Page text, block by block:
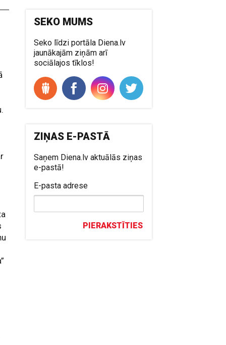
SEKO MUMS
Seko līdzi portāla Diena.lv
jaunākajām ziņām arī
sociālajos tīklos!
ZIŅAS E-PASTĀ
Saņem Diena.lv aktuālās ziņas
e-pastā!
E-pasta adrese
PIERAKSTĪTIES